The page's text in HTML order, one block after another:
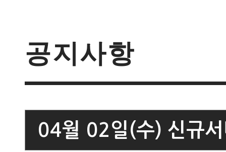
공지사항
04월 02일(수) 신규서